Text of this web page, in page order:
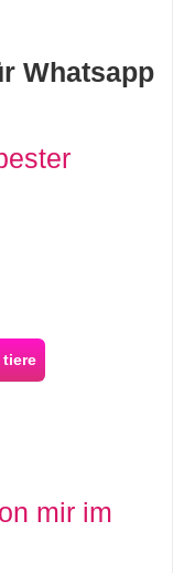
Whatsapp
mir im